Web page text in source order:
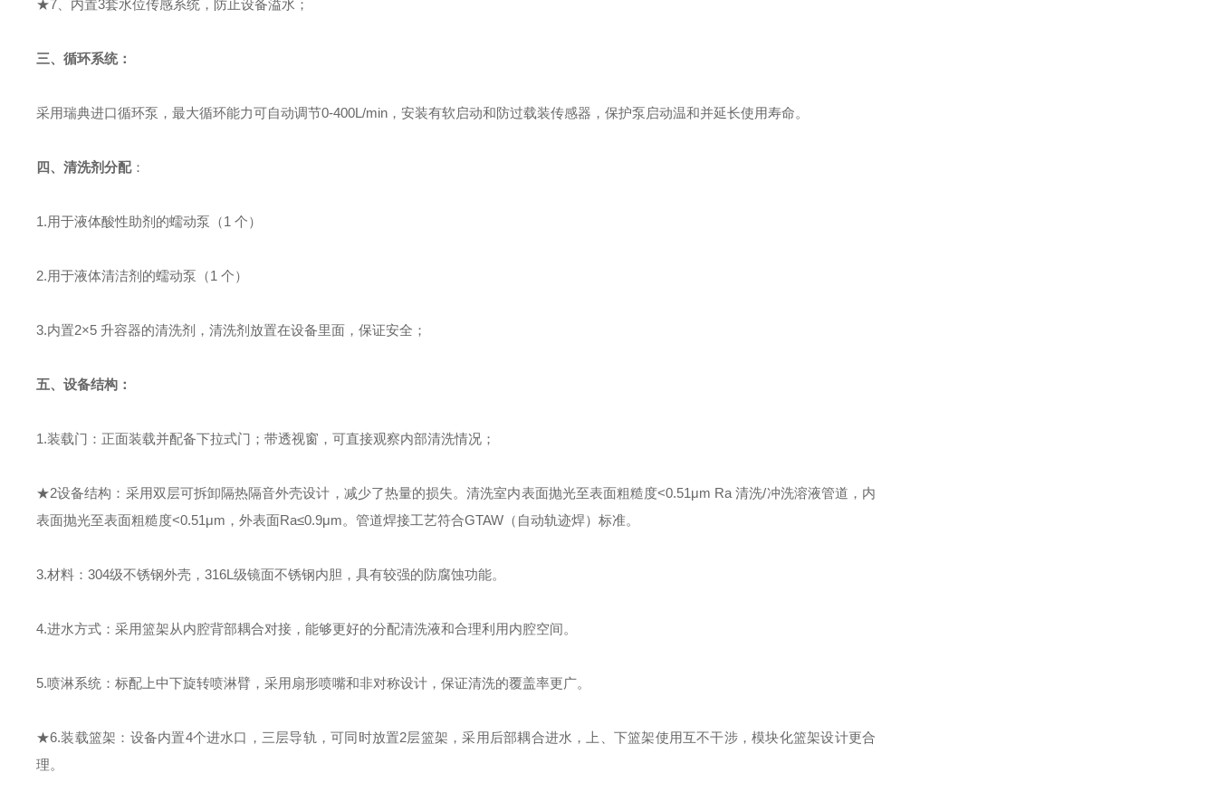
★7、内置3套水位传感系统，防止设备溢水；
三、 循环系统：
采用瑞典进口循环泵 ， 最大循环能力可自动调节0-400L/min，安装有软启动和防过载装传感器，保护泵启动温和并延长使用寿命。
四、 清洗剂分配：
1.用于液体酸性助剂的蠕动泵（1 个）
2.用于液体清洁剂的蠕动泵（1 个）
3.内置2×5 升容器的清洗剂 ， 清洗剂放置在设备里面，保证安全；
五、 设备结构：
1.装载门：正面装载并配备下拉式门 ；带透视窗，可直接观察内部清洗情况；
★2设备结构： 采用双层可拆卸隔热隔音外壳设计，减少了热量的损失。清洗室内表面抛光至表面粗糙度<0.51μm Ra 清洗/冲洗溶液管道，内
表面抛光至表面粗糙度<0.51μm，外表面Ra≤0.9μm。管道焊接工艺符合GTAW（自动轨迹焊）标准。
3.材料：304级不锈钢外壳，316L级镜面不锈钢内胆，具有较强的防腐蚀功能。
4.进水方式：采用篮架从内腔背部耦合对接，能够更好的分配清洗液和合理利用内腔空间。
5.喷淋系统：标配上中下旋转喷淋臂，采用扇形喷嘴和非对称设计，保证清洗的覆盖率更广。
★6.装载篮架： 设备内置4个进水口，三层导轨，可同时放置2层篮架，采用后部耦合进水，上、下篮架使用互不干涉，模块化篮架设计更合
理。